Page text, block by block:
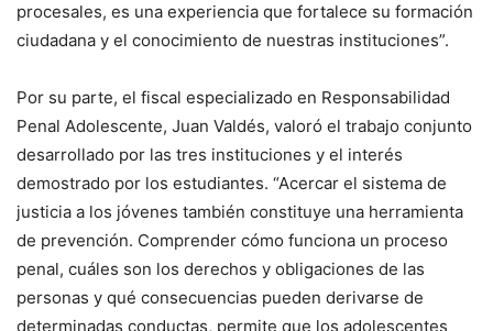
procesales, es una experiencia que fortalece su formación
ciudadana y el conocimiento de nuestras instituciones”.
Por su parte, el fiscal especializado en Responsabilidad
Penal Adolescente, Juan Valdés, valoró el trabajo conjunto
desarrollado por las tres instituciones y el interés
demostrado por los estudiantes. “Acercar el sistema de
justicia a los jóvenes también constituye una herramienta
de prevención. Comprender cómo funciona un proceso
penal, cuáles son los derechos y obligaciones de las
personas y qué consecuencias pueden derivarse de
determinadas conductas, permite que los adolescentes